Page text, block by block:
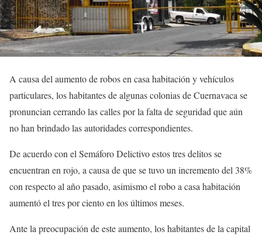
A causa del aumento de robos en casa habitación y vehículos
particulares, los habitantes de algunas colonias de Cuernavaca se
pronuncian cerrando las calles por la falta de seguridad que aún
no han brindado las autoridades correspondientes.
De acuerdo con el Semáforo Delictivo estos tres delitos se
encuentran en rojo, a causa de que se tuvo un incremento del 38%
con respecto al año pasado, asimismo el robo a casa habitación
aumentó el tres por ciento en los últimos meses.
Ante la preocupación de este aumento, los habitantes de la capital